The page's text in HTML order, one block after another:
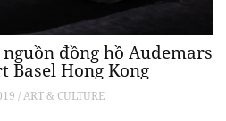
đồng hồ Audemars
Basel Hong Kong
/ ART & CULTURE